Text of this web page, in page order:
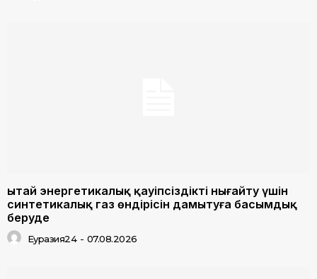
Қытай энергетикалық қауіпсіздікті нығайту үшін
синтетикалық газ өндірісін дамытуға басымдық
беруде
Еуразия24 - 07.08.2026